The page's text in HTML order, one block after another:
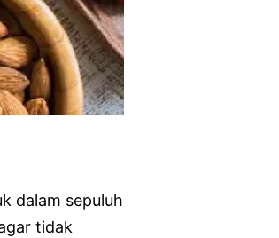
dalam sepuluh
tidak